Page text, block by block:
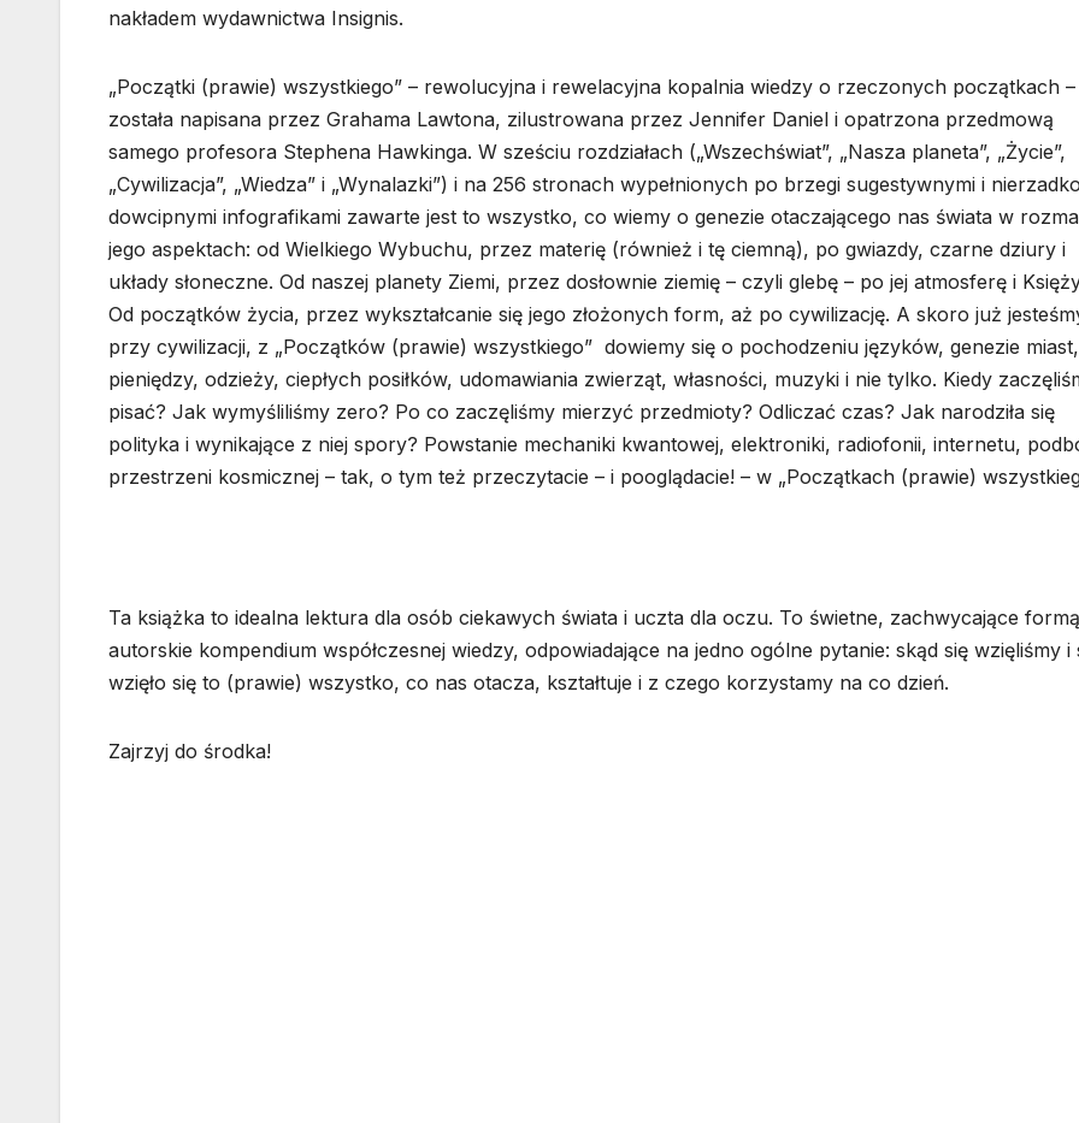
nakładem wydawnictwa Insignis.
„Początki (prawie) wszystkiego” – rewolucyjna i rewelacyjna kopalnia wiedzy o rzeczonych początkach –
została napisana przez Grahama Lawtona, zilustrowana przez Jennifer Daniel i opatrzona przedmową
samego profesora Stephena Hawkinga. W sześciu rozdziałach („Wszechświat”, „Nasza planeta”, „Życie”,
„Cywilizacja”, „Wiedza” i „Wynalazki”) i na 256 stronach wypełnionych po brzegi sugestywnymi i nierzadko
dowcipnymi infografikami zawarte jest to wszystko, co wiemy o genezie otaczającego nas świata w
jego aspektach: od Wielkiego Wybuchu, przez materię (również i tę ciemną), po gwiazdy, czarne dziury i
układy słoneczne. Od naszej planety Ziemi, przez dosłownie ziemię – czyli glebę – po jej atmosferę i
Od początków życia, przez wykształcanie się jego złożonych form, aż po cywilizację. A skoro już
przy cywilizacji, z „Początków (prawie) wszystkiego” dowiemy się o pochodzeniu języków, genezie miast,
pieniędzy, odzieży, ciepłych posiłków, udomawiania zwierząt, własności, muzyki i nie tylko. Kiedy
pisać? Jak wymyśliliśmy zero? Po co zaczęliśmy mierzyć przedmioty? Odliczać czas? Jak narodziła się
polityka i wynikające z niej spory? Powstanie mechaniki kwantowej, elektroniki, radiofonii, internetu,
przestrzeni kosmicznej – tak, o tym też przeczytacie – i pooglądacie! – w „Początkach (prawie)
Ta książka to idealna lektura dla osób ciekawych świata i uczta dla oczu. To świetne, zachwycające formą
autorskie kompendium współczesnej wiedzy, odpowiadające na jedno ogólne pytanie: skąd się wzięliśmy i
wzięło się to (prawie) wszystko, co nas otacza, kształtuje i z czego korzystamy na co dzień.
Zajrzyj do środka!